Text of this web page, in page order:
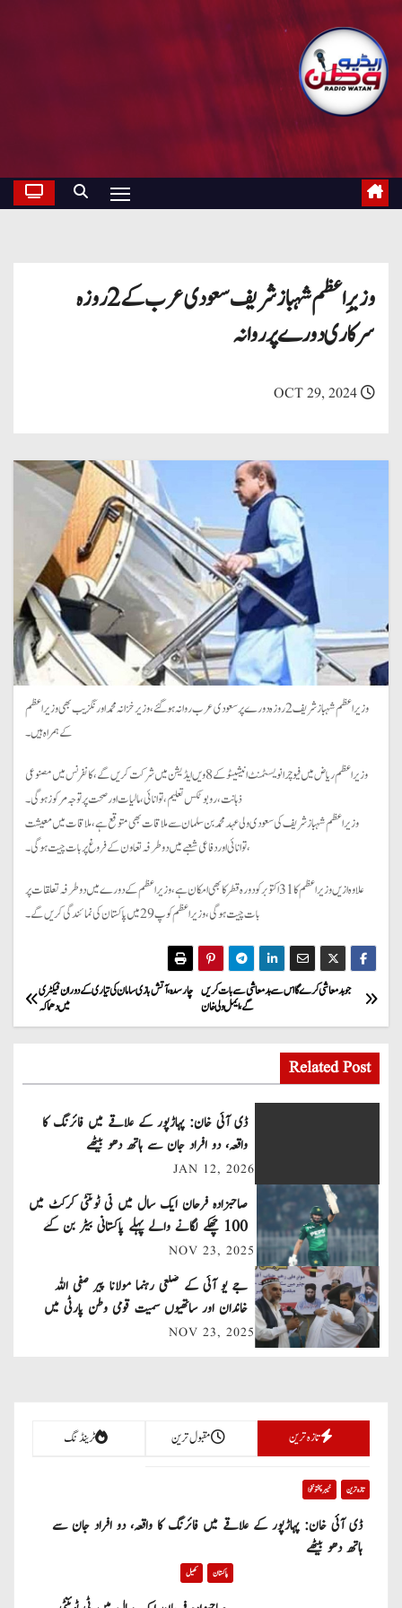
وزیرِ اعظم شہباز شریف سعودی عرب کے 2 روزہ
سرکاری دورے پر روانہ
OCT 29, 2024
وزیراعظم شہباز شریف 2 روزہ دورے پر سعودی عرب روانہ ہو گئے ، وزیر خزانہ محمد اورنگزیب بھی وزیر اعظم
کے ہمراہ ہیں۔
وزیراعظم ریاض میں فیوچر انویسٹمنٹ انیشیٹو کے 8 ویں ایڈیشن میں شرکت کریں گے ، کانفرنس میں مصنوعی
ذہانت، روبوٹکس تعلیم، توانائی،مالیات اورصحت پر توجہ مرکوز ہو گی۔
وزیراعظم شہبازشریف کی سعودی ولی عہد محمد بن سلمان سے ملاقات بھی متوقع ہے ، ملاقات میں معیشت
،توانائی اوردفاعی شعبے میں دوطرفہ تعاون کے فروغ پر بات چیت ہو گی۔
علاوہ ازیں وزیراعظم کا 31 اکتوبر کو دورہ قطر کا بھی امکان ہے، وزیراعظم کے دورے میں دو طرفہ تعلقات پر
بات چیت ہو گی، وزیراعظم کوپ 29 میں پاکستان کی نمائندگی کریں گے۔
P
o
s
t
a
v
i
g
a
o
n
چارسدہ، آتش بازی سامان کی تیاری کے دوران فیکٹری
میں دھماکہ
جو بدمعاشی کرے گا اس سے بدمعاشی سے بات کریں
گے، ایمل ولی خان
Related Post
ڈی آئی خان: پہاڑپور کے علاقے میں فائرنگ کا
واقعہ، دو افراد جان سے ہاتھ دھو بیٹھے
JAN 12, 2026
صاحبزادہ فرحان ایک سال میں ٹی ٹوئنٹی کرکٹ میں
100 چھکے لگانے والے پہلے پاکستانی بیٹر بن گئے
NOV 23, 2025
جے یو آئی کے ضلعی رہنما مولانا پیر صفی اللہ
خاندان اور ساتھیوں سمیت قومی وطن پارٹی میں
شامل
NOV 23, 2025
تازہ ترین مقبول ترین ٹرینڈنگ
تازہ ترین خیبر پختونخوا
ڈی آئی خان: پہاڑپور کے علاقے میں فائرنگ کا واقعہ، دو افراد جان سے
ہاتھ دھو بیٹھے
پاکستان کھیل